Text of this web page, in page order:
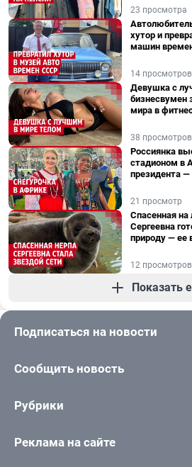
23 просмотра
хутор и
машин
14 просмотров
Девушка с
бизнесвумен
мира в
38 просмотров
Россиянка
стадионом в
президента —
21 просмотр
Спасенная на
Сергеевна
природу — ее
12 просмотров
Показать
Подписаться на новости
Сообщить новость
Рубрики
Реклама на сайте